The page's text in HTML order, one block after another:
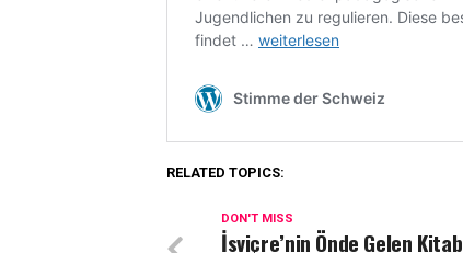
RELATED TOPICS:
DON'T MISS
İsviçre’nin Önde Gelen